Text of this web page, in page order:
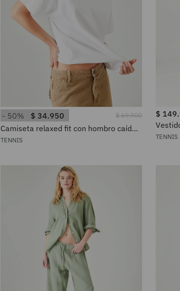
50% $ 34.950 $69.900
Camiseta relaxed fit con hombro caído
en algodón blanco para mujer
TENNIS
$ 149.
floral
TENNIS